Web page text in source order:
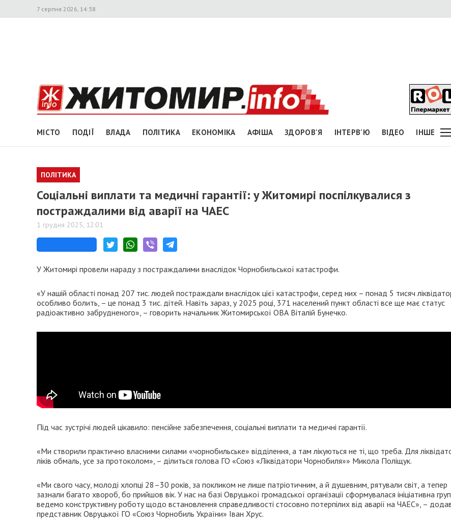
7 серпня 2026, 14:38
МІСТО ПОДІЇ ВЛАДА ПОЛІТИКА ЕКОНОМІКА АФІША ЗДОРОВ'Я ІНТЕРВ'Ю ВІДЕО ІНШЕ
ПОЛІТИКА
Соціальні виплати та медичні гарантії: у Житомирі поспілкувалися з
постраждалими від аварії на ЧАЕС
1 грудня 2025, 12:01
У Житомирі провели нараду з постраждалими внаслідок Чорнобильської катастрофи.
«У нашій області понад 207 тис. людей постраждали внаслідок цієї катастрофи, серед них – понад 5 тисяч
особливо болить, – це понад 3 тис. дітей. Навіть зараз, у 2025 році, 371 населений пункт області все ще має статус
радіоактивно забрудненого», – говорить начальник Житомирської ОВА Віталій Бунечко.
Під час зустрічі людей цікавило: пенсійне забезпечення, соціальні виплати та медичні гарантії.
«Ми створили практично власними силами «чорнобильське» відділення, а там лікуються не ті, що треба. Для
ліків обмаль, усе за протоколом», – ділиться голова ГО «Союз «Ліквідатори Чорнобиля»» Микола Поліщук.
«Ми свого часу, молоді хлопці 28–30 років, за покликом не лише патріотичним, а й душевним, рятували світ, а тепер
зазнали багато хвороб, бо прийшов вік. У нас на базі Овруцької громадської організації сформувалася ініціативна
ведемо конструктивну роботу щодо встановлення справедливості стосовно потерпілих від аварії на ЧАЕС», –
представник Овруцької ГО «Союз Чорнобиль України» Іван Хрус.